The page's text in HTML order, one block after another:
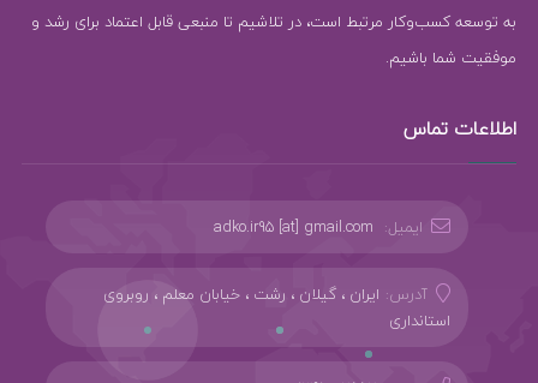
به توسعه کسب‌وکار مرتبط است، در تلاشیم تا منبعی قابل اعتماد برای رشد و
موفقیت شما باشیم.
اطلاعات تماس
ایمیل: adko.ir95 [at] gmail.com
آدرس: ایران ، گیلان ، رشت ، خیابان معلم ، روبروی
استانداری